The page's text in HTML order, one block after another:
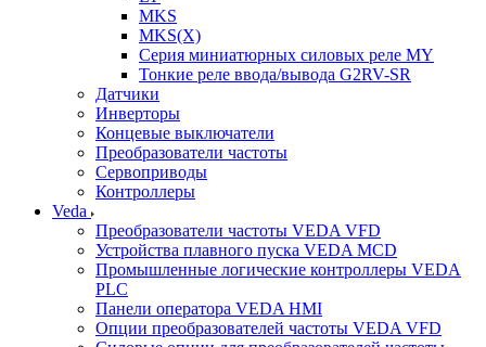
MKS
MKS(X)
Серия миниатюрных силовых реле MY
Тонкие реле ввода/вывода G2RV-SR
Датчики
Инверторы
Концевые выключатели
Преобразователи частоты
Сервоприводы
Контроллеры
Veda
Преобразователи частоты VEDA VFD
Устройства плавного пуска VEDA MCD
Промышленные логические контроллеры VEDA
PLC
Панели оператора VEDA HMI
Опции преобразователей частоты VEDA VFD